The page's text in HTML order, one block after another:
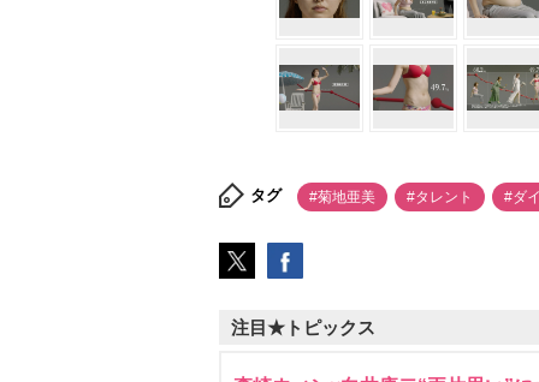
タグ #菊地亜美 #タレント #ダ
注目★トピックス